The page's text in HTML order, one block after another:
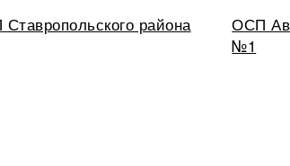
района
ОСП
№1